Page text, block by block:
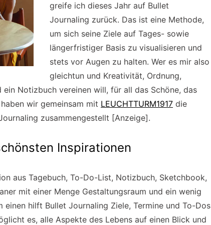
greife ich dieses Jahr auf Bullet
Journaling zurück. Das ist eine Methode,
um sich seine Ziele auf Tages- sowie
längerfristiger Basis zu visualisieren und
stets vor Augen zu halten. Wer es mir also
gleichtun und Kreativität, Ordnung,
ein Notizbuch vereinen will, für all das Schöne, das
wir gemeinsam mit LEUCHTTURM1917 die
zusammengestellt [Anzeige].
Inspirationen
aus Tagebuch, To-Do-List, Notizbuch, Sketchbook,
mit einer Menge Gestaltungsraum und ein wenig
hilft Bullet Journaling Ziele, Termine und To-Dos
es, alle Aspekte des Lebens auf einen Blick und